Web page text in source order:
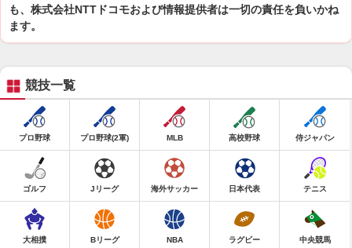
も、株式会社NTTドコモおよび情報提供者は一切の責任を負いかね
ます。
競技一覧
プロ野球 プロ野球(2軍) MLB 高校野球 侍ジャパン
ゴルフ Jリーグ 海外サッカー 日本代表 テニス
大相撲 Bリーグ NBA ラグビー 中央競馬